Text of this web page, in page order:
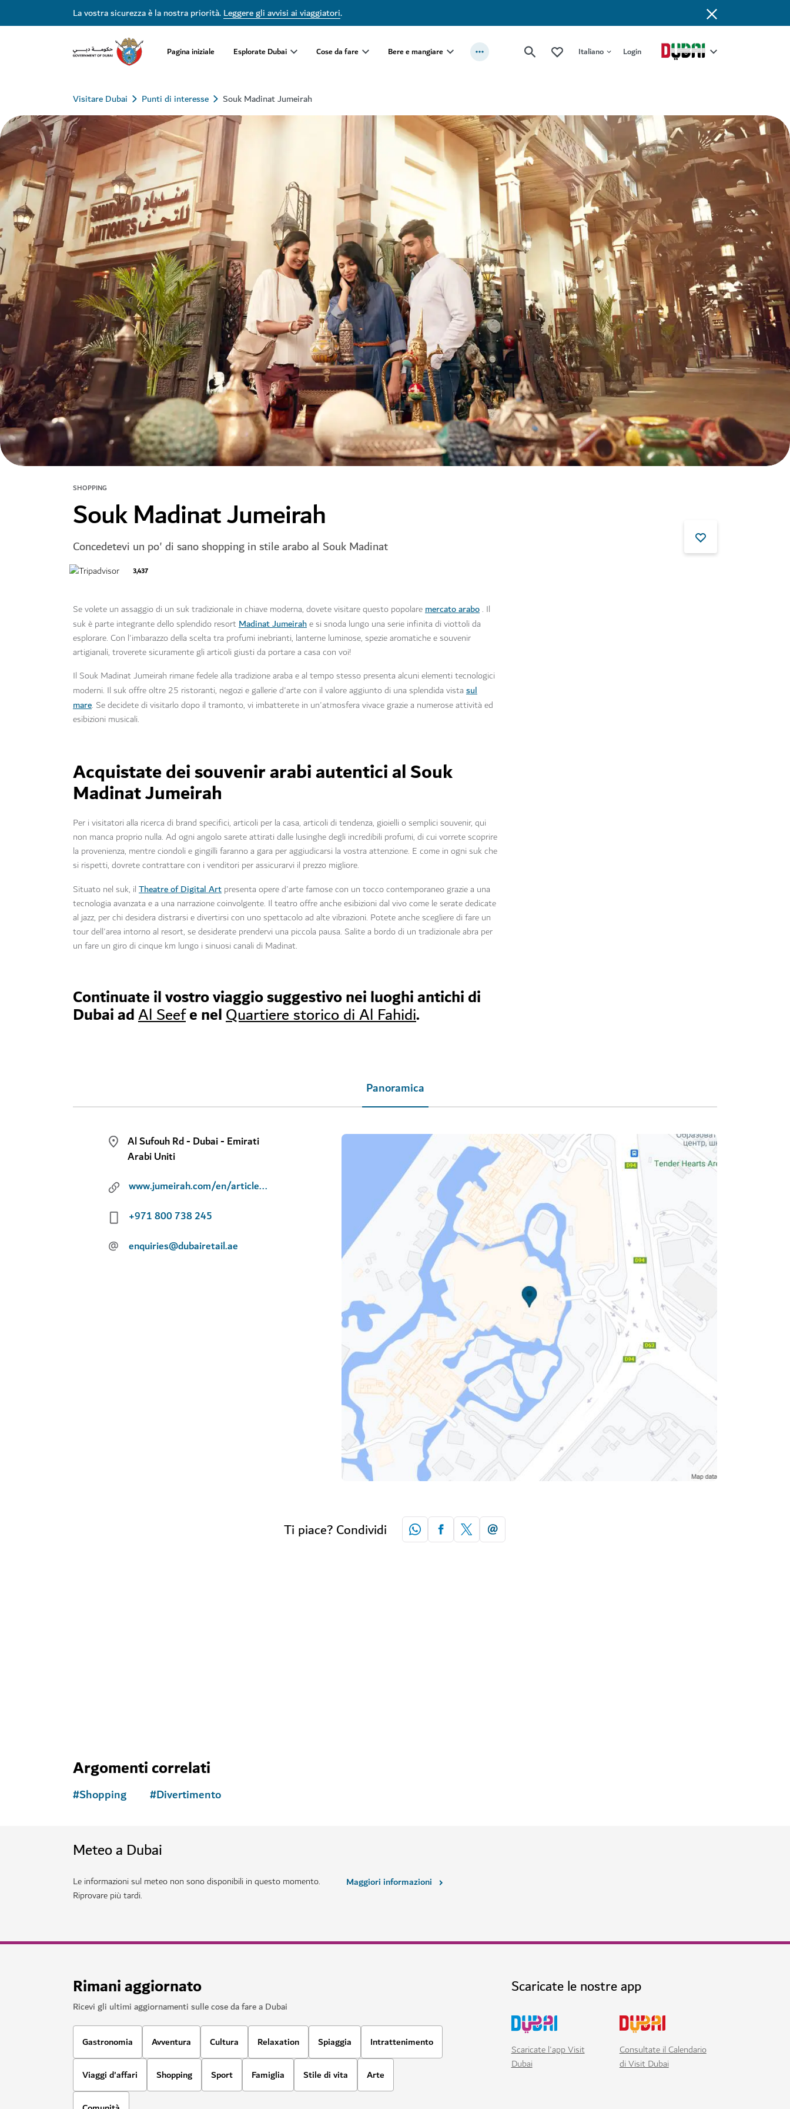
La vostra sicurezza è la nostra priorità.Leggere gli avvisi ai viaggiatori.
Pagina iniziale Esplorate Dubai Cose da fare Bere e mangiare Italiano Login
Visitare Dubai Punti di interesse Souk Madinat Jumeirah
SHOPPING
Souk Madinat Jumeirah
Concedetevi un po' di sano shopping in stile arabo al Souk Madinat
3,437
Se volete un assaggio di un suk tradizionale in chiave moderna, dovete visitare questo popolaremercato arabo. Il
suk è parte integrante dello splendido resortMadinat Jumeirahe si snoda lungo una serie infinita di viottoli da
esplorare. Con l'imbarazzo della scelta tra profumi inebrianti, lanterne luminose, spezie aromatiche e souvenir
artigianali, troverete sicuramente gli articoli giusti da portare a casa con voi!
Il Souk Madinat Jumeirah rimane fedele alla tradizione araba e al tempo stesso presenta alcuni elementi tecnologici
moderni. Il suk offre oltre 25 ristoranti, negozi e gallerie d'arte con il valore aggiunto di una splendida vista sul
mare. Se decidete di visitarlo dopo il tramonto, vi imbatterete in un'atmosfera vivace grazie a numerose attività ed
esibizioni musicali.
Acquistate dei souvenir arabi autentici al Souk
Madinat Jumeirah
Per i visitatori alla ricerca di brand specifici, articoli per la casa, articoli di tendenza, gioielli o semplici souvenir, qui
non manca proprio nulla. Ad ogni angolo sarete attirati dalle lusinghe degli incredibili profumi, di cui vorrete scoprire
la provenienza, mentre ciondoli e gingilli faranno a gara per aggiudicarsi la vostra attenzione. E come in ogni suk che
si rispetti, dovrete contrattare con i venditori per assicurarvi il prezzo migliore.
Situato nel suk, il Theatre of Digital Art presenta opere d'arte famose con un tocco contemporaneo grazie a una
tecnologia avanzata e a una narrazione coinvolgente. Il teatro offre anche esibizioni dal vivo come le serate dedicate
al jazz, per chi desidera distrarsi e divertirsi con uno spettacolo ad alte vibrazioni. Potete anche scegliere di fare un
tour dell'area intorno al resort, se desiderate prendervi una piccola pausa. Salite a bordo di un tradizionale abra per
un fare un giro di cinque km lungo i sinuosi canali di Madinat.
Continuate il vostro viaggio suggestivo nei luoghi antichi di
Dubai adAl Seefe nelQuartiere storico di Al Fahidi.
Panoramica
Al Sufouh Rd - Dubai - Emirati
Arabi Uniti
www.jumeirah.com/en/article/experiences/dubai/souk-madinat-jumeirah
+971 800 738 245
@ enquiries@dubairetail.ae
Ti piace? Condividi
AVVENTURA
Ski Dubai